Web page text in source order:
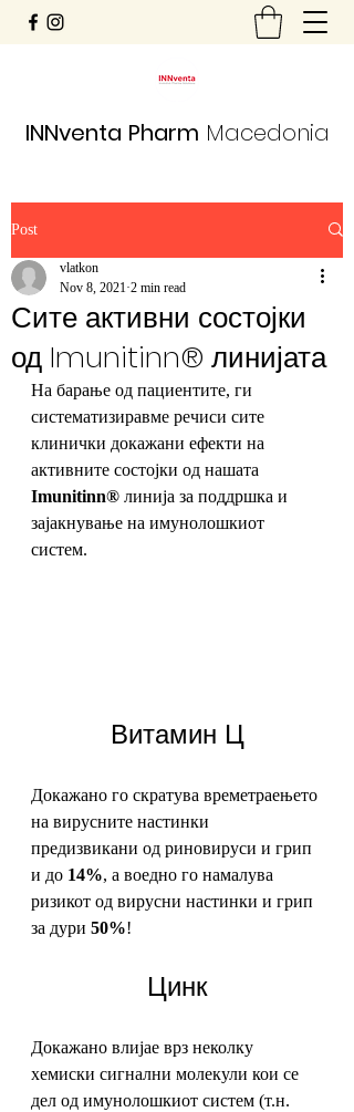
INNventa Pharm Macedonia
Post
Сите активни состојки
од Imunitinn® линијата
vlatkon
Nov 8, 2021 2 min read
На барање од пациентите, ги
систематизиравме речиси сите
клинички докажани ефекти на
активните состојки од нашата
Imunitinn® линија за поддршка и
зајакнување на имунолошкиот
систем.
Витамин Ц
Докажано го скратува времетраењето
на вирусните настинки
предизвикани од риновируси и грип
и до 14%, а воедно го намалува
ризикот од вирусни настинки и грип
за дури 50%!
Цинк
Докажано влијае врз неколку
хемиски сигнални молекули кои се
дел од имунолошкиот систем (т.н.